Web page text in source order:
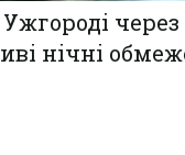
через
нічні